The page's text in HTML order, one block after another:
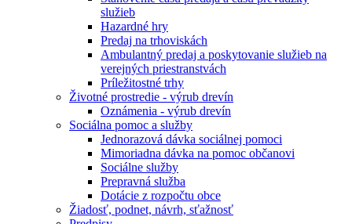
služieb
Hazardné hry
Predaj na trhoviskách
Ambulantný predaj a poskytovanie služieb na
verejných priestranstvách
Príležitostné trhy
Životné prostredie - výrub drevín
Oznámenia - výrub drevín
Sociálna pomoc a služby
Jednorazová dávka sociálnej pomoci
Mimoriadna dávka na pomoc občanovi
Sociálne služby
Prepravná služba
Dotácie z rozpočtu obce
Žiadosť, podnet, návrh, sťažnosť